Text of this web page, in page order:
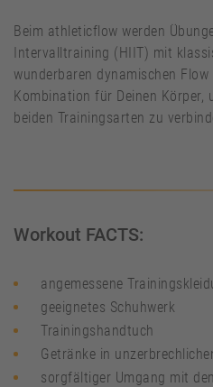
Beim athleticflow werden
Intervalltraining (HIIT) mit
wunderbaren dynamischen
Kombination für Deinen Körper,
beiden Trainingsarten zu
Workout FACTS:
angemessene
geeignetes Schuhwerk
Trainingshandtuch
Getränke in
sorgfältiger Umgang mit